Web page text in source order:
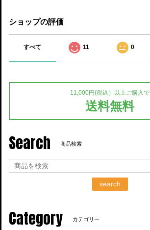
ショップの評価
すべて 11 0
11,000円(税込）以上ご購入で
送料無料
Search 商品検索
search
Category カテゴリー